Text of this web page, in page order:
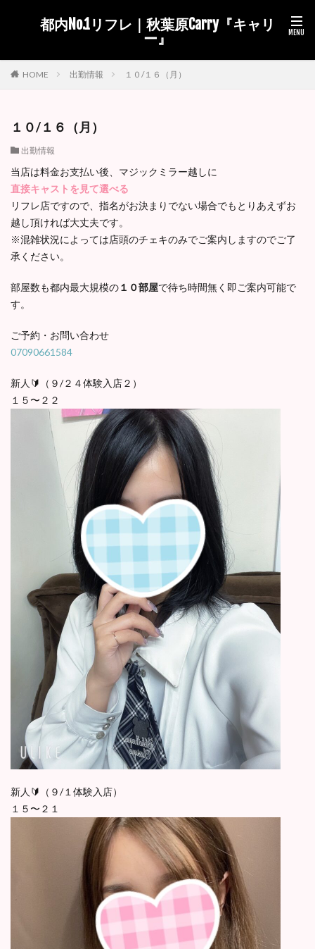
都内No.1リフレ｜秋葉原Carry『キャリ
ー』
HOME 出勤情報 １０/１６（月）
１０/１６（月）
出勤情報
当店は料金お支払い後、マジックミラー越しに
直接キャストを見て選べる
リフレ店ですので、指名がお決まりでない場合でもとりあえずお
越し頂ければ大丈夫です。
※混雑状況によっては店頭のチェキのみでご案内しますのでご了
承ください。
部屋数も都内最大規模の１０部屋で待ち時間無く即ご案内可能で
す。
ご予約・お問い合わせ
07090661584
新人🔰（９/２４体験入店２）
１５〜２２
新人🔰（９/１体験入店）
１５〜２１